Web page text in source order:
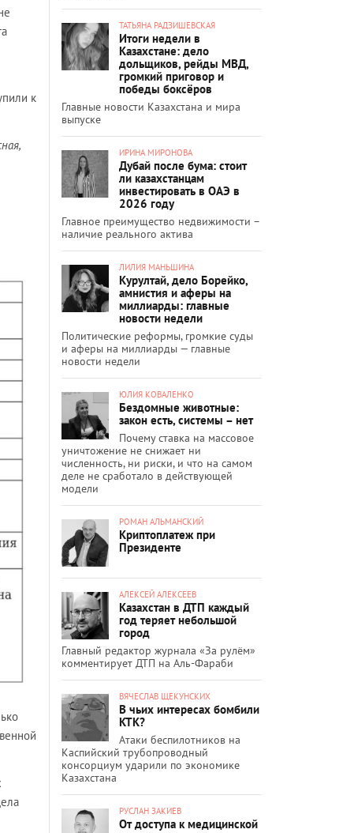
к
ТАТЬЯНА РАДЗИШЕВСКАЯ
Итоги недели в
Казахстане: дело
дольщиков, рейды МВД,
громкий приговор и
победы боксёров
Главные новости Казахстана и мира
выпуске
ИРИНА МИРОНОВА
Дубай после бума: стоит
ли казахстанцам
инвестировать в ОАЭ в
2026 году
Главное преимущество недвижимости –
наличие реального актива
ЛИЛИЯ МАНЬШИНА
Курултай, дело Борейко,
амнистия и аферы на
миллиарды: главные
новости недели
Политические реформы, громкие суды
и аферы на миллиарды — главные
новости недели
ЮЛИЯ КОВАЛЕНКО
Бездомные животные:
закон есть, системы – нет
Почему ставка на массовое
уничтожение не снижает ни
численность, ни риски, и что на самом
деле не сработало в действующей
модели
РОМАН АЛЬМАНСКИЙ
Криптоплатеж при
Президенте
АЛЕКСЕЙ АЛЕКСЕЕВ
Казахстан в ДТП каждый
год теряет небольшой
город
Главный редактор журнала «За рулём»
комментирует ДТП на Аль-Фараби
ВЯЧЕСЛАВ ЩЕКУНСКИХ
В чьих интересах бомбили
КТК?
Атаки беспилотников на
Каспийский трубопроводный
консорциум ударили по экономике
Казахстана
РУСЛАН ЗАКИЕВ
От доступа к медицинской